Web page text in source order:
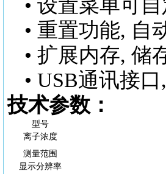
• 设置菜单可
• 重置功能, 自
• 扩展内存, 储
• USB通讯接
技术参数：
型号
离子浓度
测量范围
显示分辨率